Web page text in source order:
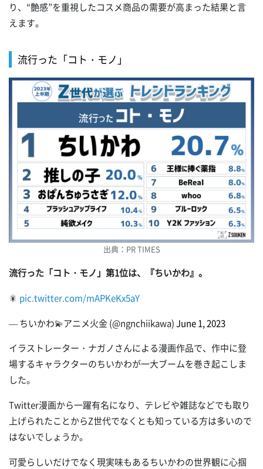
り、“艶感”を重視したコスメ商品の需要が高まった結果と言
えます。
流行った「コト・モノ」
出典：PR TIMES
流行った「コト・モノ」第1位は、『ちいかわ』。
🎇 pic.twitter.com/mAPKeKx5aY
— ちいかわ💫アニメ火金 (@ngnchiikawa)June 1, 2023
イラストレーター・ナガノさんによる漫画作品で、作中に登
場するキャラクターのちいかわが一大ブームを巻き起こしま
した。
Twitter漫画から一躍有名になり、テレビや雑誌などでも取り
上げられたことからZ世代でなくとも知っている方は多いので
はないでしょうか。
可愛らしいだけでなく現実味もあるちいかわの世界観に心掴